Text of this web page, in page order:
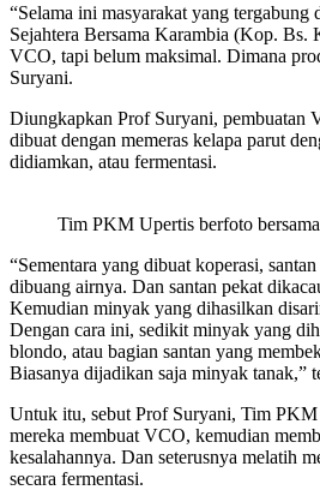
“Selama ini masyarakat yang tergabung
Sejahtera Bersama Karambia (Kop. Bs.
VCO, tapi belum maksimal. Dimana
Suryani.
Diungkapkan Prof Suryani, pembuatan
dibuat dengan memeras kelapa parut
didiamkan, atau fermentasi.
Tim PKM Upertis berfoto
“Sementara yang dibuat koperasi,
dibuang airnya. Dan santan pekat
Kemudian minyak yang dihasilkan
Dengan cara ini, sedikit minyak yang
blondo, atau bagian santan yang
Biasanya dijadikan saja minyak tanak,”
Untuk itu, sebut Prof Suryani, Tim PKM
mereka membuat VCO, kemudian
kesalahannya. Dan seterusnya melatih
secara fermentasi.